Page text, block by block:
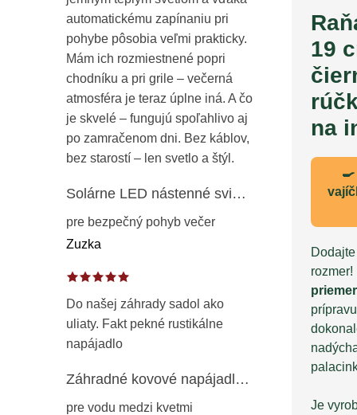
automatickému zapínaniu pri
pohybe pôsobia veľmi prakticky.
Mám ich rozmiestnené popri
chodníku a pri grile – večerná
atmosféra je teraz úplne iná. A čo
je skvelé – fungujú spoľahlivo aj
po zamračenom dni. Bez káblov,
bez starostí – len svetlo a štýl.
Solárne LED nástenné svietidlo s pohybovým a súmrakovým senzorom – vonkajšie fasádne osvetlenie IP65
pre bezpečný pohyb večer
Zuzka
Do našej záhrady sadol ako
uliaty. Fakt pekné rustikálne
napájadlo
Záhradné kovové napájadlo pre vtáky 8 cm / 104 cm – dekorácia z patinovanej ocele v prírodnej hrdzi
pre vodu medzi kvetmi
19
na
rozmer!
Je